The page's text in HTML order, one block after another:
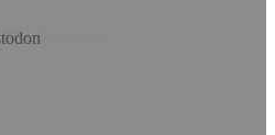
Hol dir die App!